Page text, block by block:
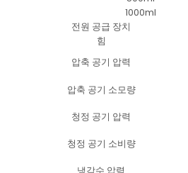
1000ml
전원 공급 장치
힘
압축 공기 압력
압축 공기 소모량
청정 공기 압력
청정 공기 소비량